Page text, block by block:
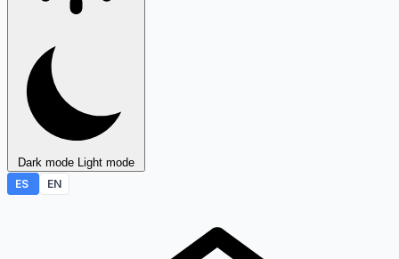
Dark mode Light mode
ES
EN